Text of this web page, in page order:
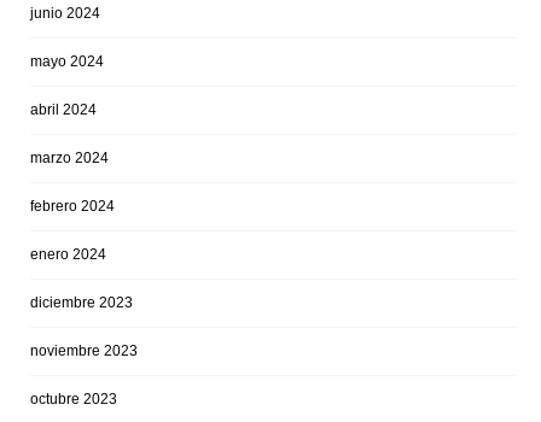
junio 2024
mayo 2024
abril 2024
marzo 2024
febrero 2024
enero 2024
diciembre 2023
noviembre 2023
octubre 2023